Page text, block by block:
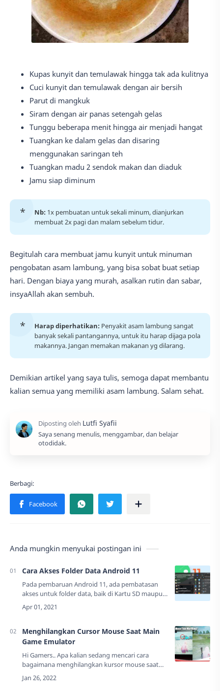
Kupas kunyit dan temulawak hingga tak ada kulitnya
Cuci kunyit dan temulawak dengan air bersih
Parut di mangkuk
Siram dengan air panas setengah gelas
Tunggu beberapa menit hingga air menjadi hangat
Tuangkan ke dalam gelas dan disaring
menggunakan saringan teh
Tuangkan madu 2 sendok makan dan diaduk
Jamu siap diminum
Nb: 1x pembuatan untuk sekali minum, dianjurkan
membuat 2x pagi dan malam sebelum tidur.
Begitulah cara membuat jamu kunyit untuk minuman
pengobatan asam lambung, yang bisa sobat buat setiap
hari. Dengan biaya yang murah, asalkan rutin dan sabar,
insyaAllah akan sembuh.
Harap diperhatikan: Penyakit asam lambung sangat
banyak sekali pantangannya, untuk itu harap dijaga pola
makannya. Jangan memakan makanan yg dilarang.
Demikian artikel yang saya tulis, semoga dapat membantu
kalian semua yang memiliki asam lambung. Salam sehat.
Saya senang menulis, menggambar, dan belajar
otodidak.
Anda mungkin menyukai postingan ini
Cara Akses Folder Data Android 11
Pada pembaruan Android 11, ada pembatasan
akses untuk folder data, baik di Kartu SD maupun
Penyimpanan internal, pengguna tidak dapat
membukanya melalui Pengelola file
Menghilangkan Cursor Mouse Saat Main
Game Emulator
Hi Gamers.. Apa kalian sedang mencari cara
bagaimana menghilangkan kursor mouse saat
bermain game di Windows menggunakan
emulator?Pada artikel kali ini lutfisyafii.com akan